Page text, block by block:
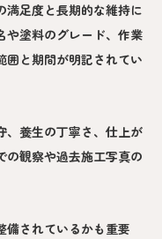
満足度と長期的な維持に
や塗料のグレード、作業
囲と期間が明記されてい
、養生の丁寧さ、仕上が
の観察や過去施工写真の
備されているかも重要